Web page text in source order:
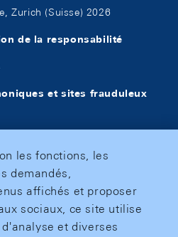
Zurich (Suisse) 2026
de la responsabilité
et sites frauduleux
les fonctions, les
demandés,
affichés et proposer
sociaux, ce site utilise
et diverses